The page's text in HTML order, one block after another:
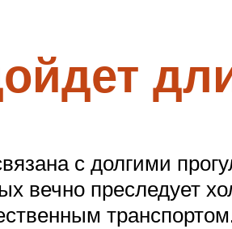
с долгими
вечно преследует